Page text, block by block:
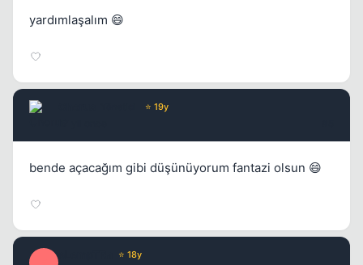
yardımlaşalım 😄
⭐ 19y
bende açacağım gibi düşünüyorum fantazi olsun 😄
⭐ 18y